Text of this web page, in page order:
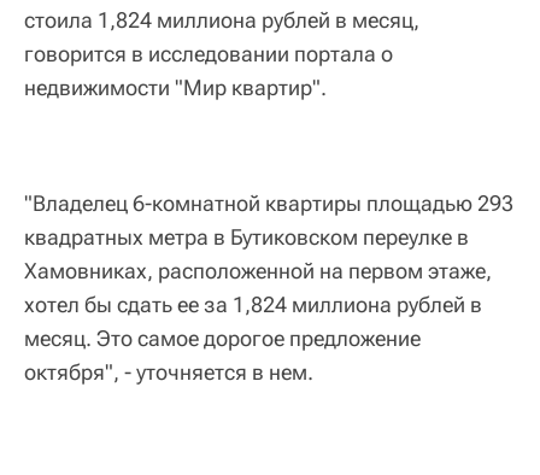
стоила 1,824 миллиона рублей в месяц,
говорится в исследовании портала о
недвижимости "Мир квартир".
"Владелец 6-комнатной квартиры площадью 293
квадратных метра в Бутиковском переулке в
Хамовниках, расположенной на первом этаже,
хотел бы сдать ее за 1,824 миллиона рублей в
месяц. Это самое дорогое предложение
октября", - уточняется в нем.